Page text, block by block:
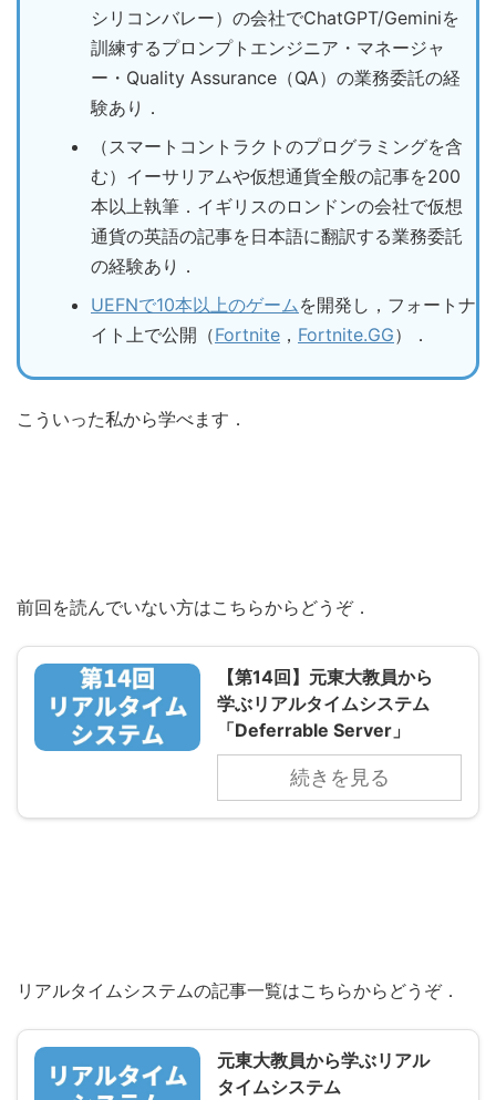
シリコンバレー）の会社でChatGPT/Geminiを
訓練するプロンプトエンジニア・マネージャ
ー・Quality Assurance（QA）の業務委託の経
験あり．
（スマートコントラクトのプログラミングを含
む）イーサリアムや仮想通貨全般の記事を200
本以上執筆．イギリスのロンドンの会社で仮想
通貨の英語の記事を日本語に翻訳する業務委託
の経験あり．
UEFNで10本以上のゲームを開発し，フォートナ
イト上で公開（Fortnite ， Fortnite.GG）．
こういった私から学べます．
前回を読んでいない方はこちらからどうぞ．
【第14回】元東大教員から
学ぶリアルタイムシステム
「Deferrable Server」
続きを見る
リアルタイムシステムの記事一覧はこちらからどうぞ．
元東大教員から学ぶリアル
タイムシステム